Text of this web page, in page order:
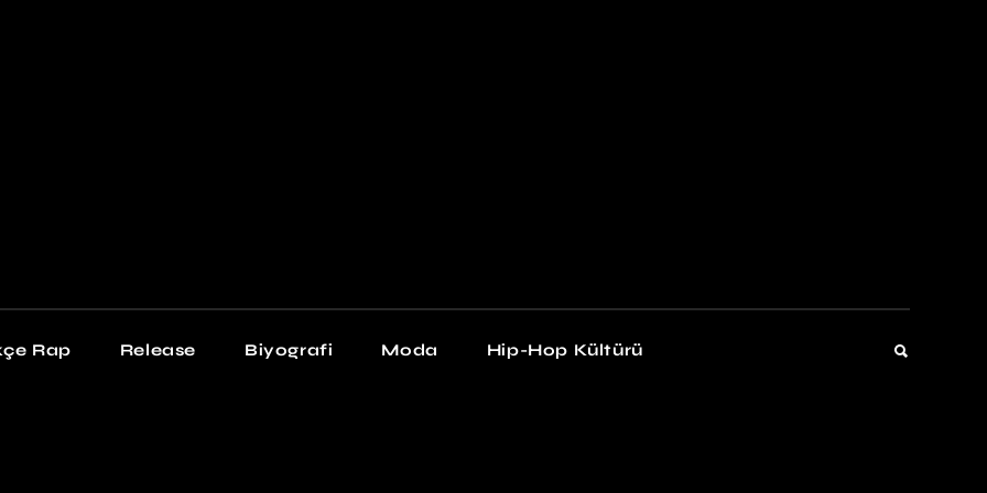
Rap Release Biyografi Moda Hip-Hop Kültürü